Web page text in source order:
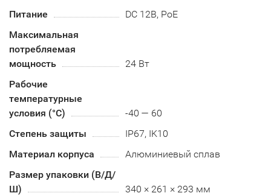
Питание
DC 12В, PoE
Максимальная
потребляемая
мощность
24 Вт
Рабочие
температурные
условия (°С)
-40 — 60
Степень защиты
IP67, IK10
Материал корпуса
Алюминиевый сплав
Размер упаковки (В/Д/
Ш)
340 × 261 × 293 мм